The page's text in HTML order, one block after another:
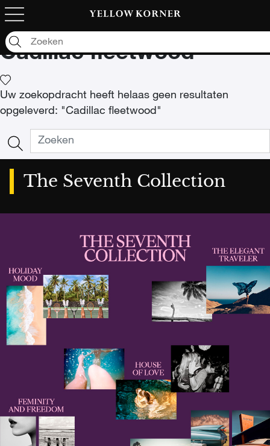
/Auto /Amerikaanse auto's
Cadillac fleetwood
Uw zoekopdracht heeft helaas geen resultaten
opgeleverd: "Cadillac fleetwood"
The Seventh Collection